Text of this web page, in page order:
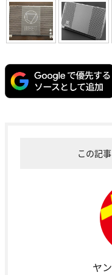
この記
ヤ